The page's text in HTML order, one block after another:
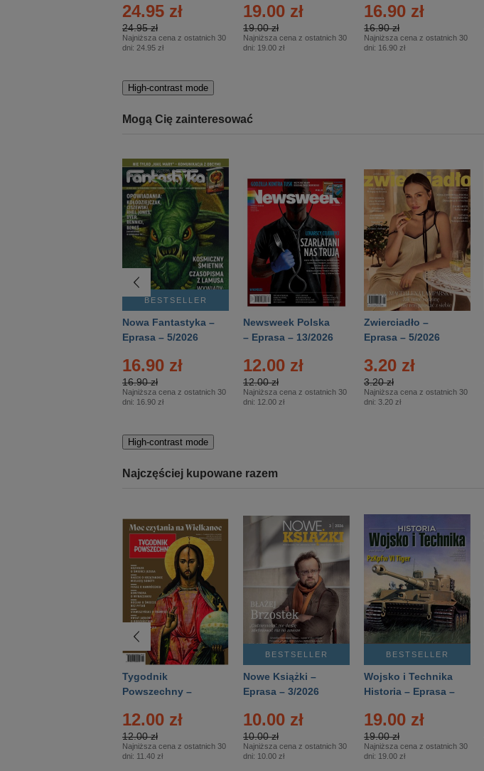
24.95 zł
24.95 zł
Najniższa cena z ostatnich 30
dni: 24.95 zł
– 2/2026
19.00 zł
19.00 zł
Najniższa cena z ostatnich 30
dni: 19.00 zł
16.90 zł
16.90 zł
Najniższa cena z ostatnich 30
dni: 16.90 zł
High-contrast mode
Mogą Cię zainteresować
BESTSELLER
Nowa Fantastyka –
Eprasa – 5/2026
16.90 zł
16.90 zł
Najniższa cena z ostatnich 30
dni: 16.90 zł
Newsweek Polska
– Eprasa – 13/2026
12.00 zł
12.00 zł
Najniższa cena z ostatnich 30
dni: 12.00 zł
Zwierciadło –
Eprasa – 5/2026
3.20 zł
3.20 zł
Najniższa cena z ostatnich 30
dni: 3.20 zł
High-contrast mode
Najczęściej kupowane razem
Tygodnik
Powszechny –
12.00 zł
12.00 zł
Najniższa cena z ostatnich 30
dni: 11.40 zł
BESTSELLER
Nowe Książki –
Eprasa – 3/2026
10.00 zł
10.00 zł
Najniższa cena z ostatnich 30
dni: 10.00 zł
BESTSELLER
Wojsko i Technika
Historia – Eprasa –
19.00 zł
19.00 zł
Najniższa cena z ostatnich 30
dni: 19.00 zł